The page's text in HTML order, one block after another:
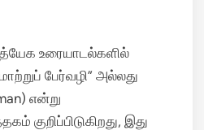
உரையாடல்களில்
பேர்வழி” அல்லது
என்று
குறிப்பிடுகிறது, இது